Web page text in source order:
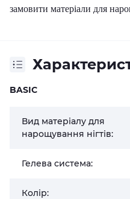
замовити матеріали для
BASIC
Вид матеріалу для
нарощування нігтів:
Гелева система:
Колір: